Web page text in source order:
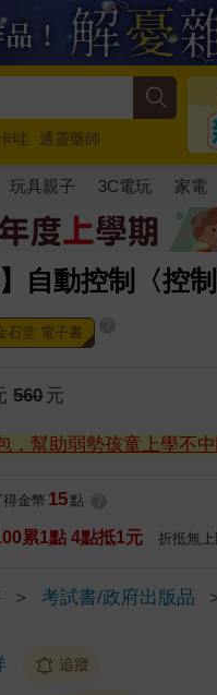
哇
通靈藥師
玩具親子 3C電玩 家電
自動控制〈控制
石堂 電子書
560 元
，幫助弱勢孩童上學不中
金幣 15 點
累1點 4點抵1元 折抵無上
＞ 考試書/政府出版品
追蹤